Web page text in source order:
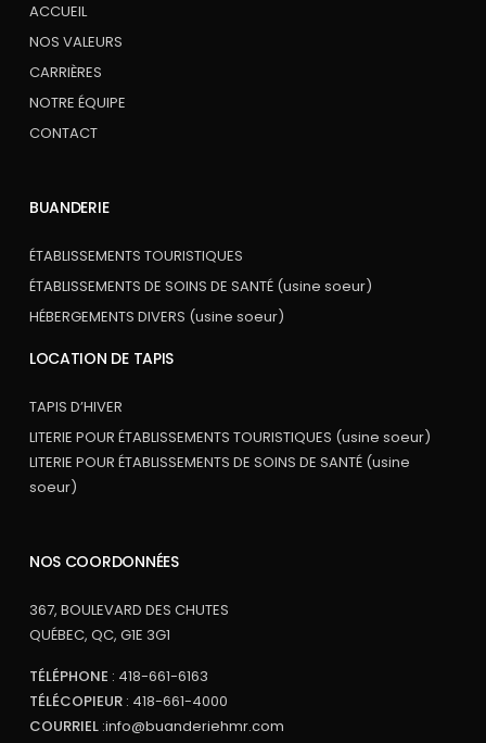
ACCUEIL
NOS VALEURS
CARRIÈRES
NOTRE ÉQUIPE
CONTACT
BUANDERIE
ÉTABLISSEMENTS TOURISTIQUES
ÉTABLISSEMENTS DE SOINS DE SANTÉ (usine soeur)
HÉBERGEMENTS DIVERS (usine soeur)
LOCATION DE TAPIS
TAPIS D’HIVER
LITERIE POUR ÉTABLISSEMENTS TOURISTIQUES (usine soeur)
LITERIE POUR ÉTABLISSEMENTS DE SOINS DE SANTÉ (usine
soeur)
NOS COORDONNÉES
367, BOULEVARD DES CHUTES
QUÉBEC, QC, G1E 3G1
TÉLÉPHONE : 418-661-6163
TÉLÉCOPIEUR: 418-661-4000
COURRIEL:info@buanderiehmr.com